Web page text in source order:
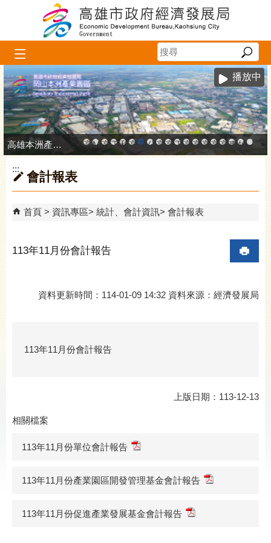
跳到主要內容區塊
播放中
高雄市政府中小企業升級輔導網站
MEGABAY大港創艦
高雄金融科技創新園區
工廠登記線上申辦系統
和發產業園區
高雄工業資訊平台
高雄本洲產業園區服務中心
公司、商業登記主題網
高雄市友善商家
高雄市政府經濟發展局-
工業管線防災教育資
高雄市綠能管理資
高雄市綠能管理
高雄淨零商轉
高雄招商網
高雄會展網
專刊『雄
雄心高
「我
高雄本洲產業園區服務中心
:::
會計報表
首頁 資訊專區 統計、會計資訊 會計報表
113年11月份會計報告
資料更新時間：114-01-09 14:32 資料來源：經濟發展局
113年11月份會計報告
上版日期：113-12-13
相關檔案
113年11月份單位會計報告
113年11月份產業園區開發管理基金會計報告
113年11月份促進產業發展基金會計報告